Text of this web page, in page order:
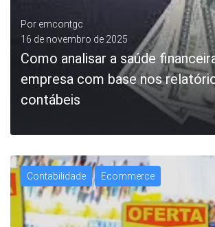
Por emcontgc
16 de novembro de 2025
Como analisar a saúde
empresa com base nos
contábeis
LEIA MAIS
Contabilidade Ecommerce